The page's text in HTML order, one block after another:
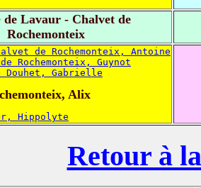
de Lavaur - Chalvet de
Rochemonteix
de Rochemonteix, Antoine
Rochemonteix, Guynot
Douhet, Gabrielle
Alix
Hippolyte
Retour à